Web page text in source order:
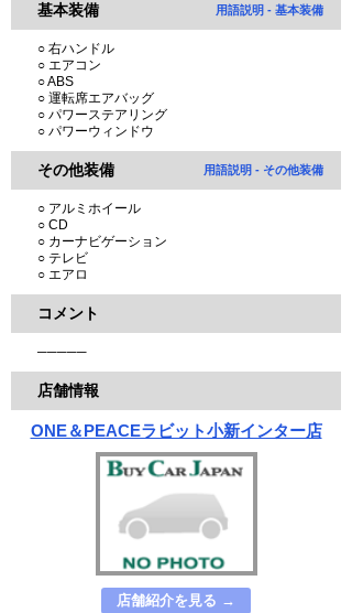
用語説明 - 基本装備
基本装備
○ 右ハンドル
○ エアコン
○ ABS
○ 運転席エアバッグ
○ パワーステアリング
○ パワーウィンドウ
用語説明 - その他装備
その他装備
○ アルミホイール
○ CD
○ カーナビゲーション
○ テレビ
○ エアロ
コメント
─────
店舗情報
ONE＆PEACEラビット小新インター店
店舗紹介を見る →